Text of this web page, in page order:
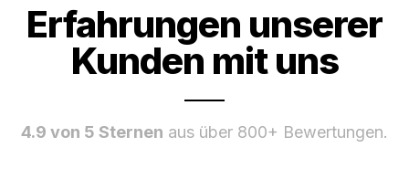
Erfahrungen unserer
Kunden mit uns
4.9 von 5 Sternen aus über 800+ Bewertungen.